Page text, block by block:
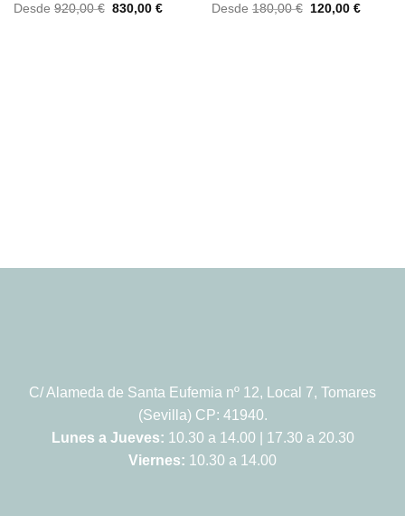
Desde 920,00€ El
830,00 €El
Desde 180,00€
El
120,00 €El
C/ Alameda de Santa Eufemia nº 12, Local 7, Tomares
(Sevilla) CP: 41940.
Lunes a Jueves: 10.30 a 14.00 | 17.30 a 20.30
Viernes: 10.30 a 14.00